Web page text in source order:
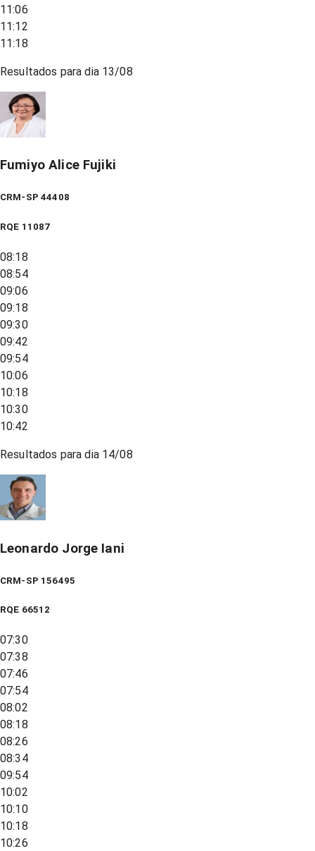
11:06
11:12
11:18
Resultados para dia 13/08
Fumiyo Alice Fujiki
CRM-SP 44408
RQE 11087
08:18
08:54
09:06
09:18
09:30
09:42
09:54
10:06
10:18
10:30
10:42
Resultados para dia 14/08
Leonardo Jorge Iani
CRM-SP 156495
RQE 66512
07:30
07:38
07:46
07:54
08:02
08:18
08:26
08:34
09:54
10:02
10:10
10:18
10:26